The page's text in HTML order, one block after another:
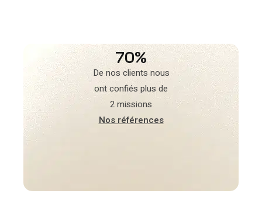
70%
De nos clients nous
ont confiés plus de
2 missions
Nos références